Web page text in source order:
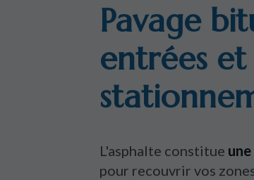
Pavage
entrées et
L'asphalte constitue
pour recouvrir vos